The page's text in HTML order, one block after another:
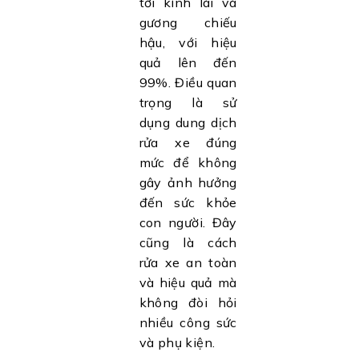
gương chiếu
hậu, với hiệu
quả lên đến
99%. Điều quan
trọng là sử
dụng dung dịch
rửa xe đúng
mức để không
gây ảnh hưởng
đến sức khỏe
con người. Đây
cũng là cách
rửa xe an toàn
và hiệu quả mà
không đòi hỏi
nhiều công sức
và phụ kiện.